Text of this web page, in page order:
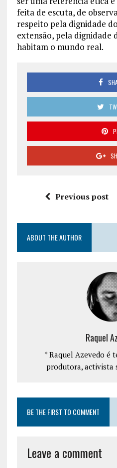
feita de escuta, de
respeito pela dignidade
extensão, pela dignidade
habitam o mundo real.
Previous post
ABOUT THE AUTHOR
Raquel
* Raquel Azevedo é
produtora, activista
BE THE FIRST TO COMMENT
Leave a comment